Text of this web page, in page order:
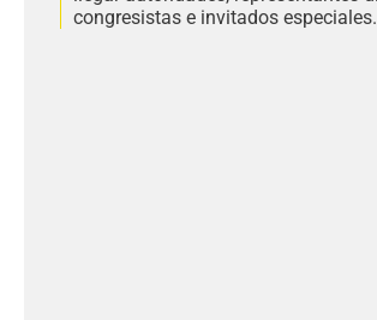
congresistas e invitados especiales.